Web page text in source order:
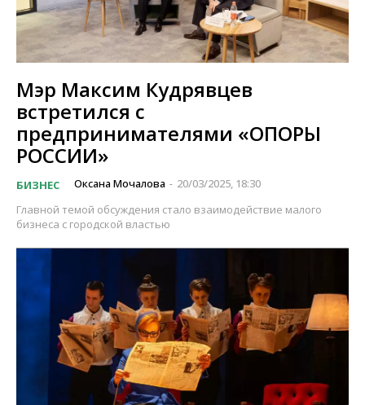
Мэр Максим Кудрявцев
встретился с
предпринимателями «ОПОРЫ
РОССИИ»
БИЗНЕС Оксана Мочалова - 20/03/2025, 18:30
Главной темой обсуждения стало взаимодействие малого
бизнеса с городской властью